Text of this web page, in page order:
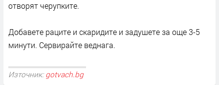
отворят черупките.
Добавете раците и скаридите и задушете за още 3-5
минути. Сервирайте веднага.
Източник: gotvach.bg